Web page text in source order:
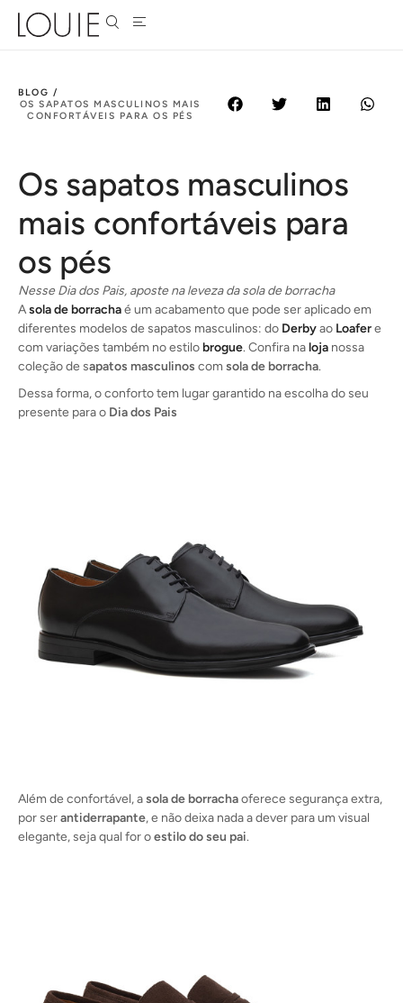
BLOG /
OS SAPATOS MASCULINOS MAIS
CONFORTÁVEIS PARA OS PÉS
Os sapatos masculinos
mais confortáveis para
os pés
Nesse Dia dos Pais, aposte na leveza da sola de borracha
Asola de borrachaé um acabamento que pode ser aplicado em
diferentes modelos de sapatos masculinos: do Derbyao Loafere
com variações também no estilobrogue. Confira naloja nossa
coleção de sapatos masculinos com sola de borracha.
Dessa forma, o conforto tem lugar garantido na escolha do seu
presente para o Dia dos Pais
Além de confortável, asola de borrachaoferece segurança extra,
por serantiderrapante, e não deixa nada a dever para um visual
elegante, seja qual for oestilo do seu pai.